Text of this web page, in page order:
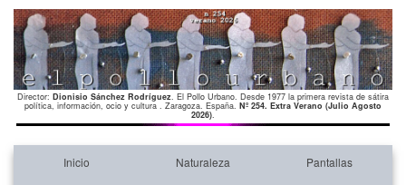
Director: Dionisio Sánchez Rodríguez. El Pollo Urbano. Desde 1977 la primera revista de sátira
política, información, ocio y cultura . Zaragoza. España. Nº 254. Extra Verano (Julio Agosto
2026).
Inicio Naturaleza Pantallas